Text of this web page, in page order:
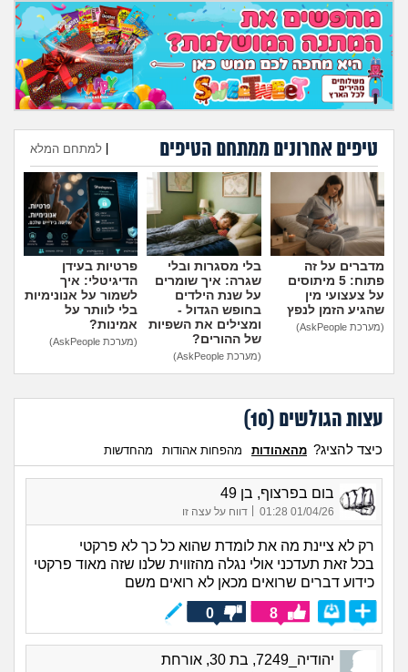
גאווה
טיפים אחרונים ממתחם הטיפים למתחם המלא
הוספת טיפ
מדברים על זה
פתוח: 5 מיתוסים
על צעצועי מין
שהגיע הזמן לנפץ
(מערכת AskPeople)
בלי מסגרות ובלי
שגרה: איך שומרים
על שנת הילדים
בחופש הגדול -
ומצילים את השפיות
של ההורים?
(מערכת AskPeople)
פרטיות בעידן
הדיגיטלי: איך
לשמור על אנונימיות
בלי לוותר על
אמינות?
(מערכת AskPeople)
עצות הגולשים (10
)
כיצד להציג? מהאהודות מהפחות אהודות מהחדשות
בום בפרצוף, בן 49
01/04/26 01:28 דווח על עצה זו
רק לא ציינת מה את לומדת שהוא כל כך לא פרקטי
בכל זאת תעדכני אולי נגלה מהזווית שלנו שזה מאוד פרקטי
כידוע דברים שרואים מכאן לא רואים משם
8
0
יהודיה_7249, בת 30, אורחת